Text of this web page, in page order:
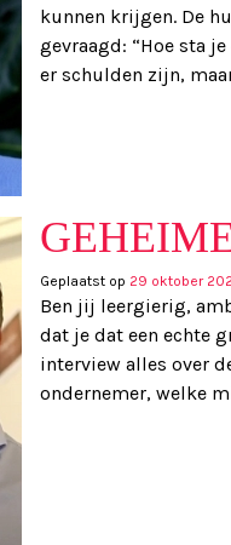
kunnen krijgen. De
gevraagd: “Hoe sta
er schulden zijn,
Geplaatst op 29 oktober
Ben jij leergierig,
dat je dat een echte
interview alles over
ondernemer, welke